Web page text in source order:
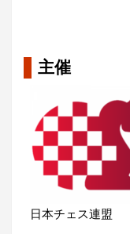
主催
日本チェス連盟